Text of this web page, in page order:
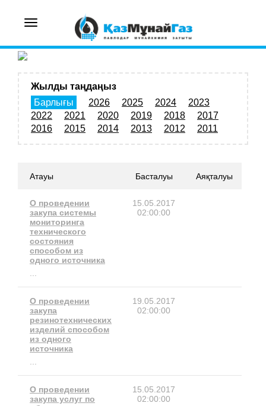
Toggle
Жылды таңдаңыз
Барлығы
2026 2025 2024
2023
2022
2021 2020 2019 2018
2017
2016
2015 2014 2013 2012 2011
Атауы Басталуы Аяқталуы
О проведении
закупа системы
мониторинга
технического
состояния
способом из
одного источника
15.05.2017
02:00:00
О проведении
закупа
резинотехнических
изделий способом
из одного
источника
19.05.2017
02:00:00
О проведении
закупа услуг по
15.05.2017
02:00:00